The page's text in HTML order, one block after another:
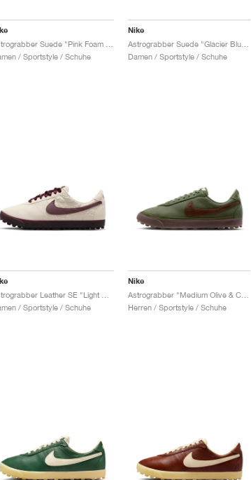
/ Sportstyle / Schuhe
Nike
Damen / Sportstyle / Schuhe
/ Sportstyle / Schuhe
Nike
Herren / Sportstyle / Schuhe